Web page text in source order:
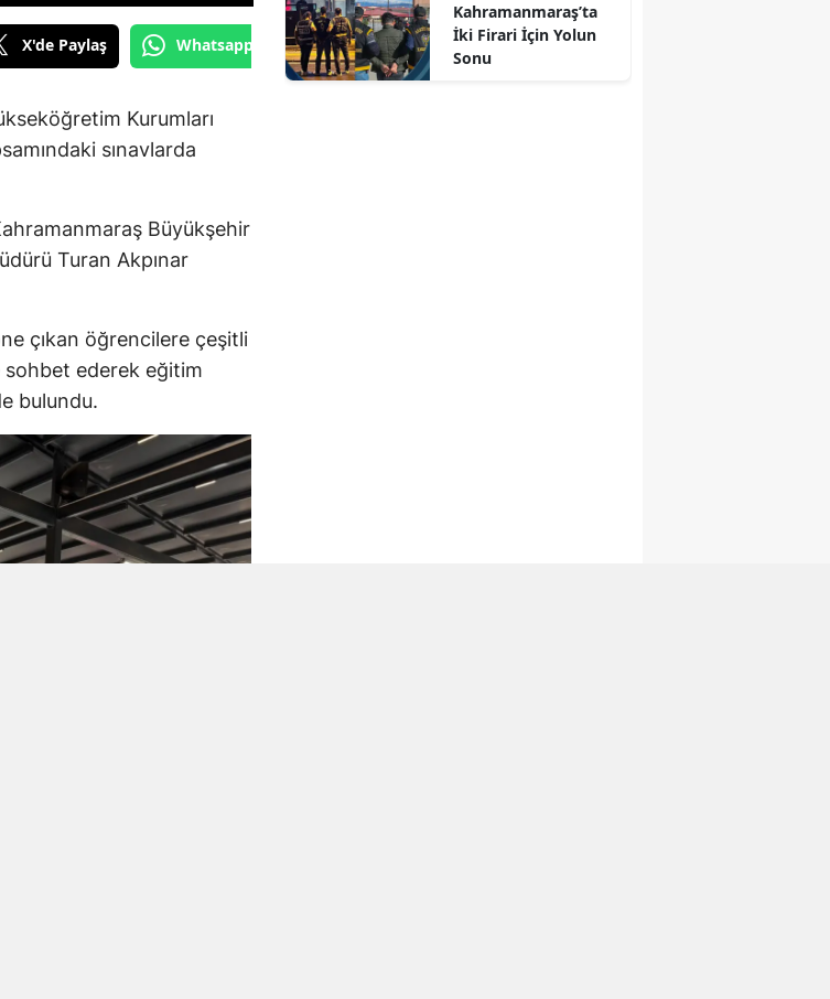
X'de Paylaş Whatsapp'tan Gönder
Kurumları
sınavlarda
Büyükşehir
Turan Akpınar
çıkan öğrencilere çeşitli
sohbet ederek eğitim
bulundu.
Kahramanmaraş’ta
İki Firari İçin Yolun
Sonu